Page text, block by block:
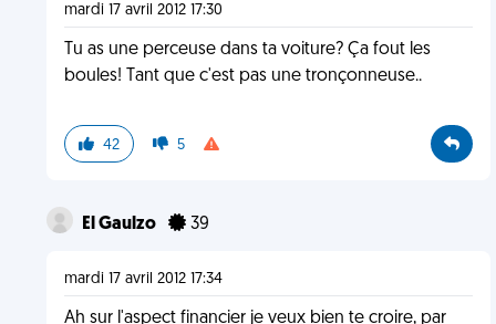
mardi 17 avril 2012 17:30
Tu as une perceuse dans ta voiture? Ça fout les
boules! Tant que c'est pas une tronçonneuse..
42 5
El Gaulzo 39
mardi 17 avril 2012 17:34
Ah sur l'aspect financier je veux bien te croire, par